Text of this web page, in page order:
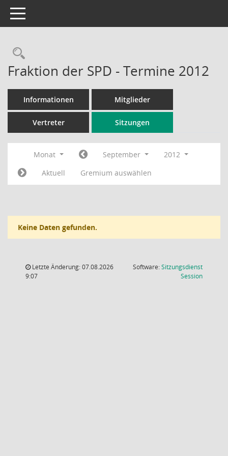
Toggle navigation
Rechercheauswahl
Fraktion der SPD - Termine 2012
Informationen Mitglieder
Vertreter Sitzungen
Monat September
2012
Aktuell
Gremium auswählen
Keine Daten gefunden.
Letzte Änderung: 07.08.2026
9:07
Software:Sitzungsdienst
Session(Wird in